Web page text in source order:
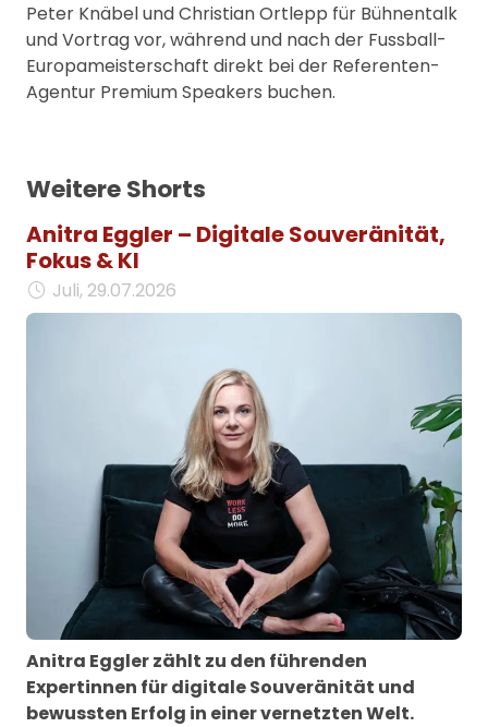
Peter Knäbel und Christian Ortlepp für Bühnentalk
und Vortrag vor, während und nach der Fussball-
Europameisterschaft direkt bei der Referenten-
Agentur Premium Speakers buchen.
Weitere Shorts
Anitra Eggler – Digitale Souveränität,
Fokus & KI
Juli, 29.07.2026
Anitra Eggler zählt zu den führenden
Expertinnen für digitale Souveränität und
bewussten Erfolg in einer vernetzten Welt.